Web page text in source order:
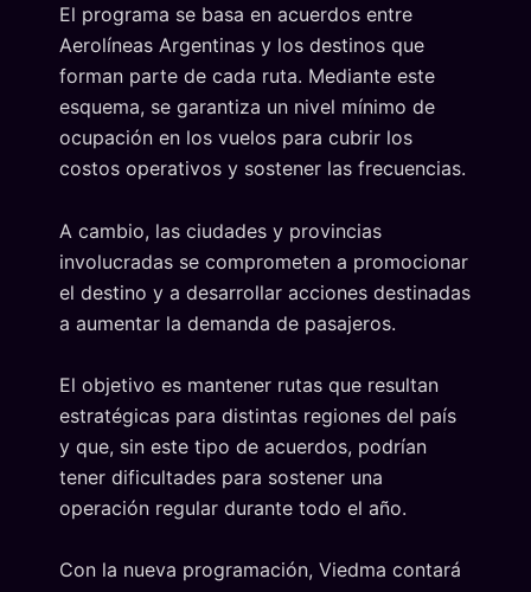
El programa se basa en acuerdos entre
Aerolíneas Argentinas y los destinos que
forman parte de cada ruta. Mediante este
esquema, se garantiza un nivel mínimo de
ocupación en los vuelos para cubrir los
costos operativos y sostener las frecuencias.
A cambio, las ciudades y provincias
involucradas se comprometen a promocionar
el destino y a desarrollar acciones destinadas
a aumentar la demanda de pasajeros.
El objetivo es mantener rutas que resultan
estratégicas para distintas regiones del país
y que, sin este tipo de acuerdos, podrían
tener dificultades para sostener una
operación regular durante todo el año.
Con la nueva programación, Viedma contará